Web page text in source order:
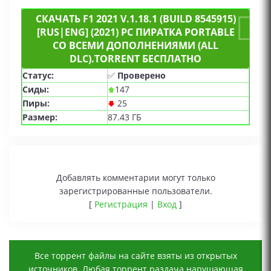
СКАЧАТЬ F1 2021 V.1.18.1 (BUILD 8545915)
[RUS|ENG] (2021) PC ПИРАТКА PORTABLE
СО ВСЕМИ ДОПОЛНЕНИЯМИ (ALL
DLC).TORRENT БЕСПЛАТНО
Статус: ✅ Проверено
Сиды:
147
Пиры:
25
Размер:
87.43 ГБ
Добавлять комментарии могут только
зарегистрированные пользователи.
[ Регистрация | Вход ]
Все торрент файлы на сайте взяты из открытых